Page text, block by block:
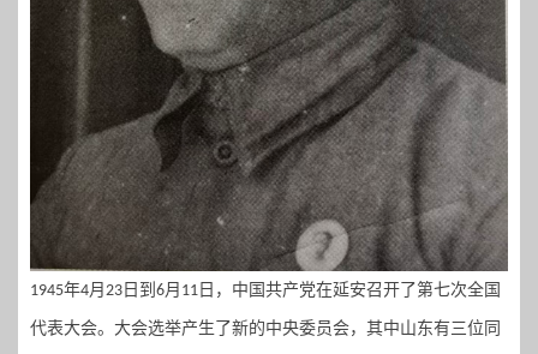
1945年4月 23 日到 6月 11 日，中国共产党在延安召开了第七次全国
代表大会。大会选举产生了新的中央委员会，其中山东有三位同